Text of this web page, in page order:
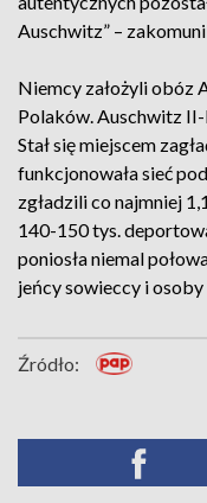
Auschwitz” –
Niemcy założyli obóz
Polaków. Auschwitz
Stał się miejscem
funkcjonowała sieć
zgładzili co najmniej
140-150 tys.
poniosła niemal
jeńcy sowieccy i
Źródło: